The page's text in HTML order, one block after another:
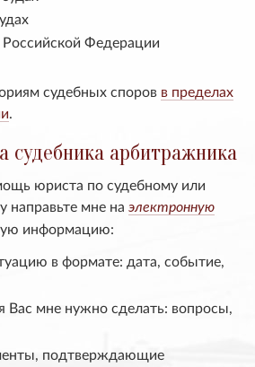
Федерации
судебных споров в пределах
арбитражника
юриста по судебному или
направьте мне на электронную
информацию:
в формате: дата, событие,
Вас мне нужно сделать: вопросы,
подтверждающие